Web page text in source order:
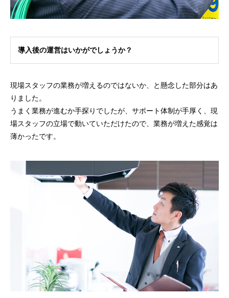
導入後の運営はいかがでしょうか？
現場スタッフの業務が増えるのではないか、と懸念した部分はあ
りました。
うまく業務が進むか手探りでしたが、サポート体制が手厚く、現
場スタッフの立場で動いていただけたので、業務が増えた感覚は
薄かったです。